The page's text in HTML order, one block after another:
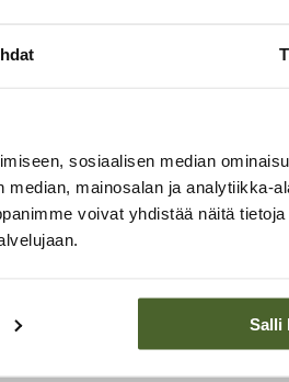
sosiaalisen median
mainosalan ja analytiikka-
voivat yhdistää näitä
Salli